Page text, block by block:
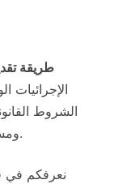
طريقة
الإجرائيات
الشروط
ومساعدة السلطات على إعادة حقك المسلوب.
نعرفكم في